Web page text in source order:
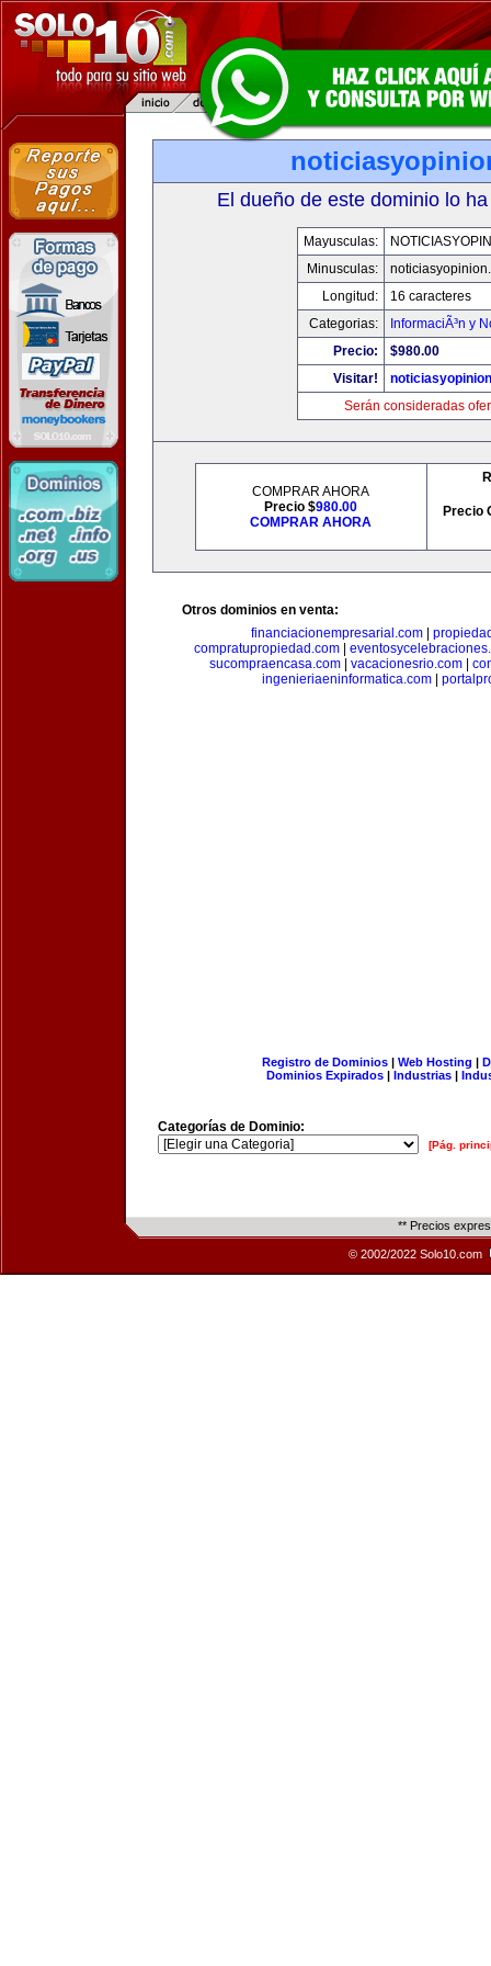
El dueño de este dominio lo
Mayusculas:
Minusculas:
Longitud:
16 caracteres
Categorias:
InformaciÃ³n y
Precio:
$980.00
Visitar!
Serán consideradas
COMPRAR AHORA
Precio $980.00
COMPRAR AHORA
Precio
Otros dominios en venta:
financiacionempresarial.com
compratupropiedad.com
sucompraencasa.com| vacacionesrio.com|
ingenieriaeninformatica.com|
Registro de Dominios| Web Hosting |
Dominios Expirados | Industrias |
Categorías de Dominio:
[Pág.
** Precios
© 2002/2022 Solo10.com